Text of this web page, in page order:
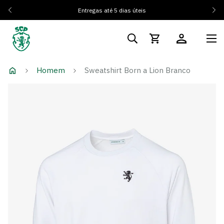
Entregas até 5 dias úteis
Homem Sweatshirt Born a Lion Branco